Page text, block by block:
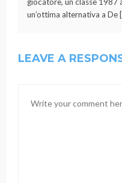
un’ottima alternativa a De
LEAVE A